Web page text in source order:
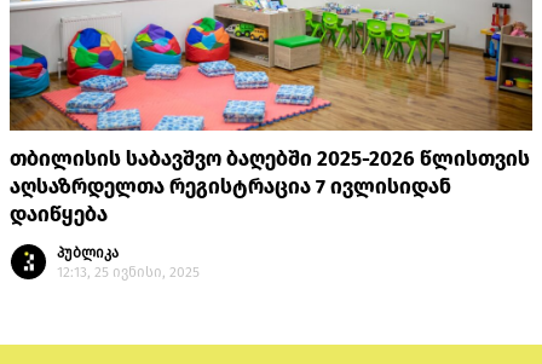
თბილისის საბავშვო ბაღებში 2025-2026 წლისთვის
აღსაზრდელთა რეგისტრაცია 7 ივლისიდან
დაიწყება
პუბლიკა
12:13, 25 ივნისი, 2025